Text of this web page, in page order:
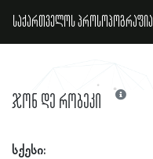
საქართველოს პროსოპოგრაფია
ჯონ დე რობეკი
სქესი: